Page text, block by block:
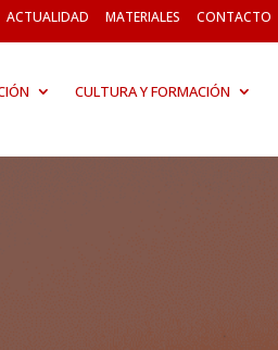
ACTUALIDAD MATERIALES CONTACTO
CULTURA Y FORMACIÓN